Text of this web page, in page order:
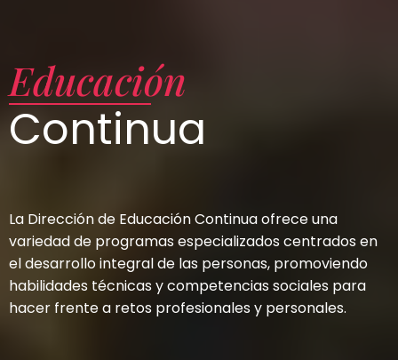
Educación
Continua
La Dirección de Educación Continua ofrece una
variedad de programas especializados centrados en
el desarrollo integral de las personas, promoviendo
habilidades técnicas y competencias sociales para
hacer frente a retos profesionales y personales.